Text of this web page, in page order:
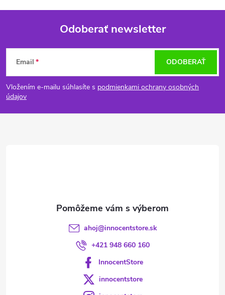
Z
á
p
Odoberať newsletter
Email
Vložením e-mailu súhlasíte s podmienkami ochrany osobných
údajov
ODOBERAŤ
ahoj@innocentstore.sk
+421 948 660 160
InnocentStore
innocentstore